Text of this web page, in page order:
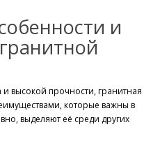
и
высокой прочности, гранитная
которые важны в
выделяют её среди других